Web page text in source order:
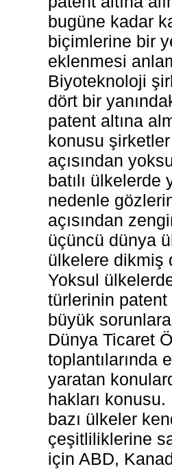
bugüne kadar
biçimlerine bir
eklenmesi
Biyoteknoloji
dört bir
patent altına
konusu
açısından
batılı ülkelerde
nedenle
açısından
üçüncü dünya
ülkelere dikmiş
Yoksul
türlerinin patent
büyük
Dünya Ticaret
toplantılarında
yaratan
hakları
bazı ülkeler
çeşitliliklerine
için ABD,